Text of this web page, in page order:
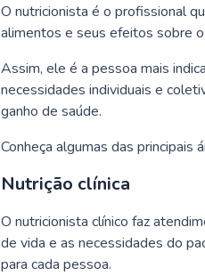
O nutricionista é o profissional
alimentos e seus efeitos sobre
Assim, ele é a pessoa mais
necessidades individuais e
ganho de saúde.
Conheça algumas das principais
Nutrição clínica
O nutricionista clínico faz
de vida e as necessidades do
para cada pessoa.